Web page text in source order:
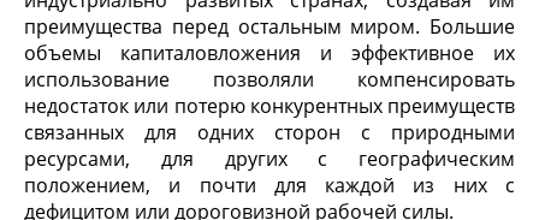
преимущества перед остальным миром. Большие
объемы капиталовложения и эффективное их
использование позволяли компенсировать
недостаток или потерю конкурентных преимуществ
связанных для одних сторон с природными
ресурсами, для других с географическим
положением, и почти для каждой из них с
дефицитом или дороговизной рабочей силы.